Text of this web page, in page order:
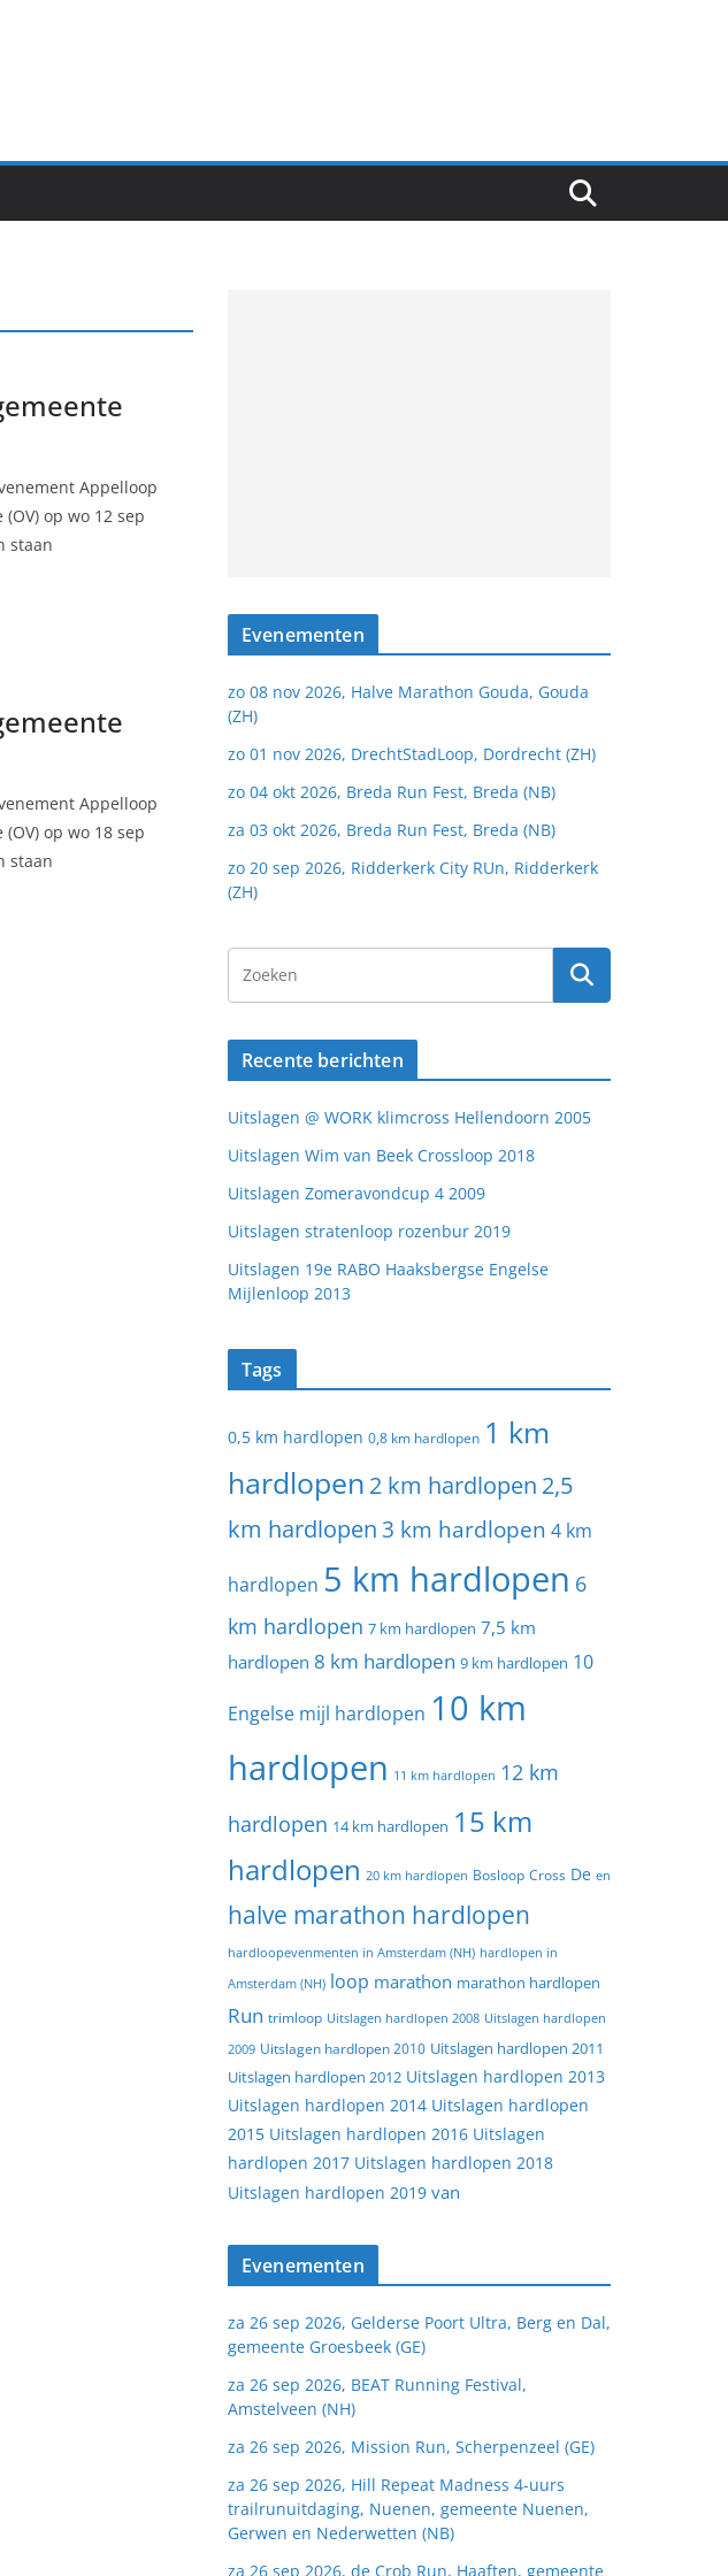
Appelloop
op wo 12 sep
staan
Appelloop
op wo 18 sep
staan
Evenementen
zo 08 nov 2026, Halve Marathon Gouda, Gouda
(ZH)
zo 01 nov 2026, DrechtStadLoop, Dordrecht (ZH)
zo 04 okt 2026, Breda Run Fest, Breda (NB)
za 03 okt 2026, Breda Run Fest, Breda (NB)
zo 20 sep 2026, Ridderkerk City RUn, Ridderkerk
(ZH)
Recente berichten
Uitslagen @ WORK klimcross Hellendoorn 2005
Uitslagen Wim van Beek Crossloop 2018
Uitslagen Zomeravondcup 4 2009
Uitslagen stratenloop rozenbur 2019
Uitslagen 19e RABO Haaksbergse Engelse
Mijlenloop 2013
Tags
0,5 km hardlopen 0,8 km hardlopen 1 km
hardlopen 2 km hardlopen 2,5
km hardlopen 3 km hardlopen 4 km
hardlopen 5 km hardlopen 6
km hardlopen 7 km hardlopen 7,5 km
hardlopen 8 km hardlopen 9 km hardlopen 10
Engelse mijl hardlopen 10 km
hardlopen 11 km hardlopen 12 km
hardlopen 14 km hardlopen 15 km
hardlopen 20 km hardlopen Bosloop Cross De en
halve marathon hardlopen
hardloopevenmenten in Amsterdam (NH) hardlopen in
Amsterdam (NH) loop marathon marathon hardlopen
Run trimloop Uitslagen hardlopen 2008 Uitslagen hardlopen
2009 Uitslagen hardlopen 2010 Uitslagen hardlopen 2011
Uitslagen hardlopen 2012 Uitslagen hardlopen 2013
Uitslagen hardlopen 2014 Uitslagen hardlopen
2015 Uitslagen hardlopen 2016 Uitslagen
hardlopen 2017 Uitslagen hardlopen 2018
Uitslagen hardlopen 2019 van
Evenementen
za 26 sep 2026, Gelderse Poort Ultra, Berg en Dal,
gemeente Groesbeek (GE)
za 26 sep 2026, BEAT Running Festival,
Amstelveen (NH)
za 26 sep 2026, Mission Run, Scherpenzeel (GE)
za 26 sep 2026, Hill Repeat Madness 4-uurs
trailrunuitdaging, Nuenen, gemeente Nuenen,
Gerwen en Nederwetten (NB)
za 26 sep 2026, de Crob Run, Haaften, gemeente